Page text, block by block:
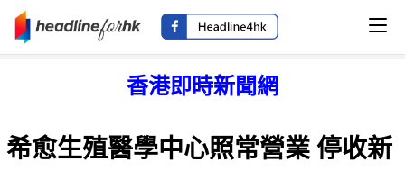
香港即時新聞網
希愈生殖醫學中心照常營業 停收新